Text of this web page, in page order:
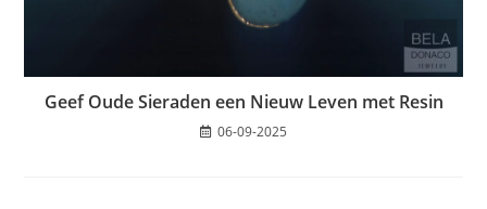
Geef Oude Sieraden een Nieuw Leven met Resin
06-09-2025